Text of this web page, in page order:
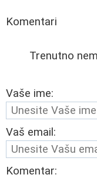
Komentari
Trenutno
Vaše ime:
Vaš email:
Komentar: